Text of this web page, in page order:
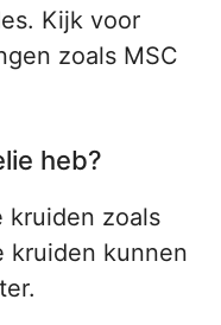
Kijk voor
zoals MSC
heb?
kruiden zoals
kruiden kunnen